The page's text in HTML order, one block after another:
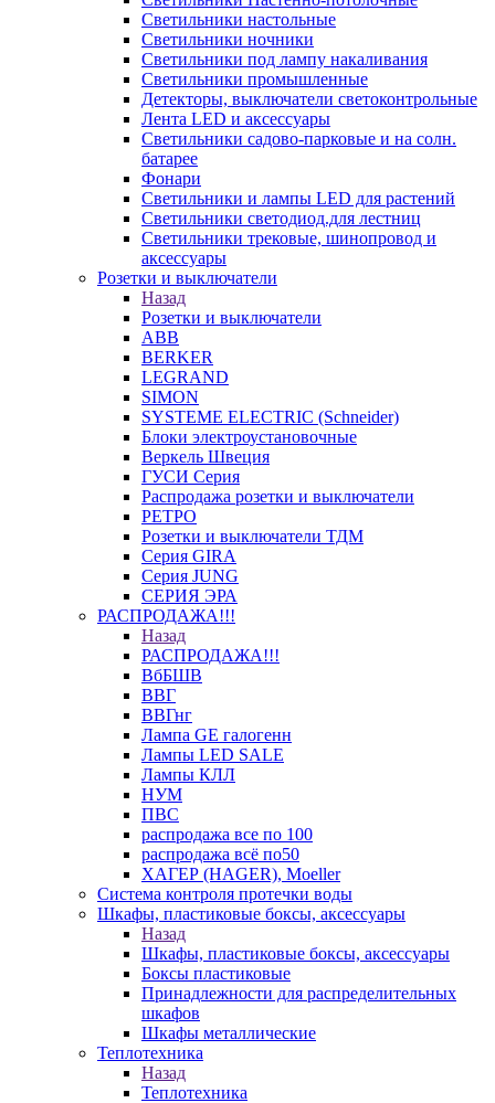
Светильники настольные
Светильники ночники
Светильники под лампу накаливания
Светильники промышленные
Детекторы, выключатели светоконтрольные
Лента LED и аксессуары
Светильники садово-парковые и на солн.
батарее
Фонари
Светильники и лампы LED для растений
Светильники светодиод.для лестниц
Светильники трековые, шинопровод и
аксессуары
Розетки и выключатели
Назад
Розетки и выключатели
ABB
BERKER
LEGRAND
SIMON
SYSTEME ELECTRIC (Schneider)
Блоки электроустановочные
Веркель Швеция
ГУСИ Серия
Распродажа розетки и выключатели
РЕТРО
Розетки и выключатели ТДМ
Серия GIRA
Серия JUNG
СЕРИЯ ЭРА
РАСПРОДАЖА!!!
Назад
РАСПРОДАЖА!!!
ВбБШВ
ВВГ
ВВГнг
Лампа GE галогенн
Лампы LED SALE
Лампы КЛЛ
НУМ
ПВС
распродажа все по 100
распродажа всё по50
ХАГЕР (HAGER), Moeller
Система контроля протечки воды
Шкафы, пластиковые боксы, аксессуары
Назад
Шкафы, пластиковые боксы, аксессуары
Боксы пластиковые
Принадлежности для распределительных
шкафов
Шкафы металлические
Теплотехника
Назад
Теплотехника